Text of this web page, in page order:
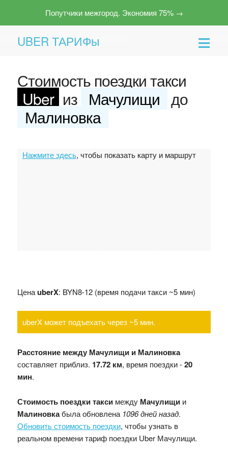
Попутчики межгород. Экономия 75% →
UBER ТАРИФы
Стоимость поездки такси
Uber из Мачулищи до
Малиновка
Нажмите здесь, чтобы показать карту и маршрут
ЦенаuberX: BYN8-12 (время подачи такси ~5 мин)
uberX может подъехать через ~5 мин.
Расстояние между Мачулищи и Малиновка
составляет приблиз. 17.72 км, время поездки -20
мин.
Стоимость поездки таксимежду Мачулищии
Малиновкабыла обновлена 1096 дней назад.
Обновить стоимость поездки, чтобы узнать в
реальном времени тариф поездки Uber Мачулищи.